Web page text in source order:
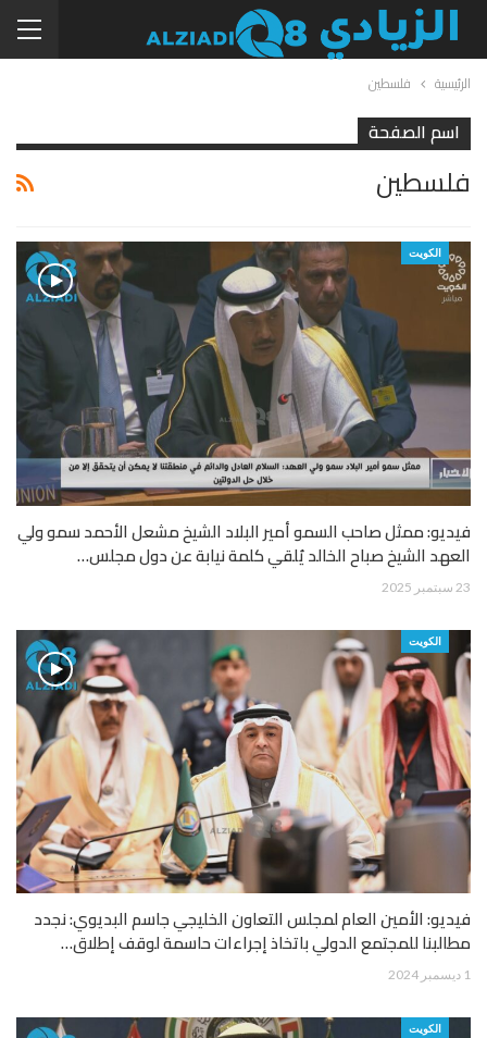
الرئيسية فلسطين
اسم الصفحة
فلسطين
الكويت
فيديو: ممثل صاحب السمو أمير البلاد الشيخ مشعل الأحمد سمو ولي
العهد الشيخ صباح الخالد يُلقي كلمة نيابة عن دول مجلس…
23 سبتمبر 2025
الكويت
فيديو: الأمين العام لمجلس التعاون الخليجي جاسم البديوي: نجدد
مطالبنا للمجتمع الدولي باتخاذ إجراءات حاسمة لوقف إطلاق…
1 ديسمبر 2024
الكويت